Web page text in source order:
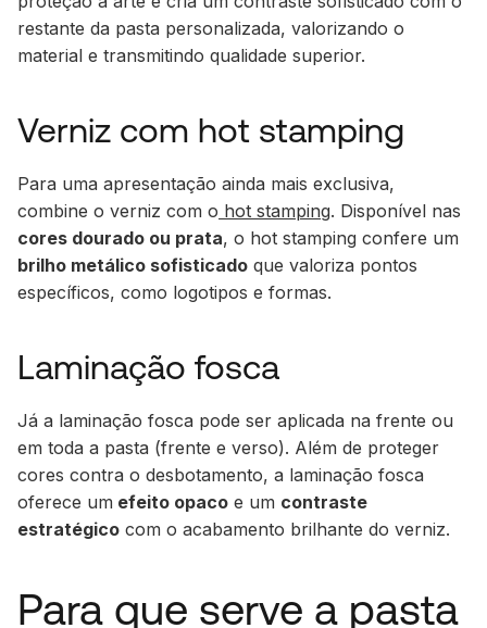
restante da pasta personalizada, valorizando o
material e transmitindo qualidade superior.
Verniz com hot stamping
Para uma apresentação ainda mais exclusiva,
combine o verniz com o hot stamping. Disponível nas
cores dourado ou prata, o hot stamping confere um
brilho metálico sofisticado que valoriza pontos
específicos, como logotipos e formas.
Laminação fosca
Já a laminação fosca pode ser aplicada na frente ou
em toda a pasta (frente e verso). Além de proteger
cores contra o desbotamento, a laminação fosca
oferece um efeito opaco e um contraste
estratégico com o acabamento brilhante do verniz.
Para que serve a pasta